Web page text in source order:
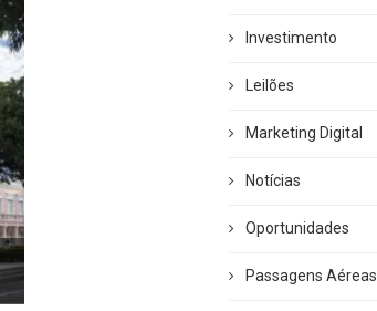
Investimento
Leilões
Marketing Digital
Notícias
Oportunidades
Passagens Aéreas